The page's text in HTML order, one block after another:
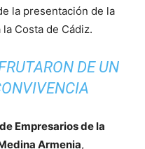
la presentación de la
Costa de Cádiz.
DE UN
Empresarios de la
Armenia,